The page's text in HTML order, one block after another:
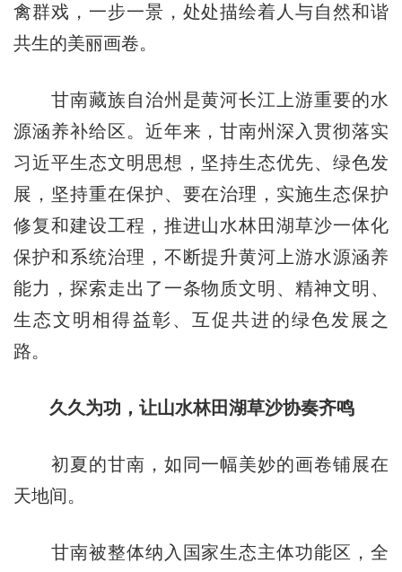
禽群戏，一步一景，处处描绘着人与自然和谐
共生的美丽画卷。
甘南藏族自治州是黄河长江上游重要的水
源涵养补给区。近年来，甘南州深入贯彻落实
习近平生态文明思想，坚持生态优先、绿色发
展，坚持重在保护、要在治理，实施生态保护
修复和建设工程，推进山水林田湖草沙一体化
保护和系统治理，不断提升黄河上游水源涵养
能力，探索走出了一条物质文明、精神文明、
生态文明相得益彰、互促共进的绿色发展之
路。
久久为功，让山水林田湖草沙协奏齐鸣
初夏的甘南，如同一幅美妙的画卷铺展在
天地间。
甘南被整体纳入国家生态主体功能区，全